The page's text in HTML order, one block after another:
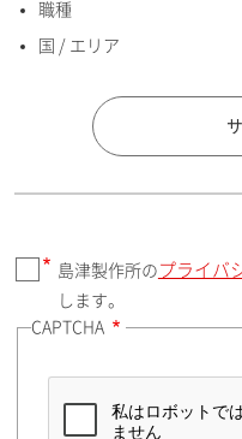
国 / エリア
郵便番号（勤務先）
職種
国 / エリア
島津製作所の プライバ
します。
CAPTCHA